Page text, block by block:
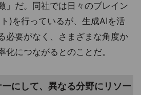
」だ。同社では日々のブレイン
)を行っているが、生成AIを活
必要がなく、さまざまな角度か
化につながるとのことだ。
にして、異なる分野にリソー